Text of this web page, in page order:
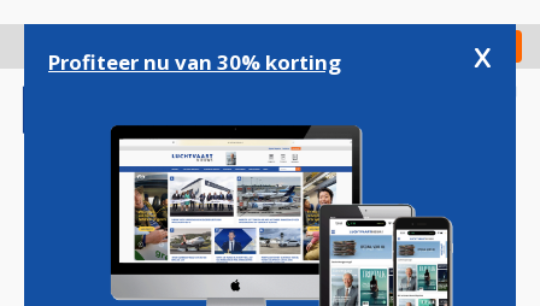
gaan
Check in
Magazine Podcasts Vacatures
Profiteer nu van 30% korting x